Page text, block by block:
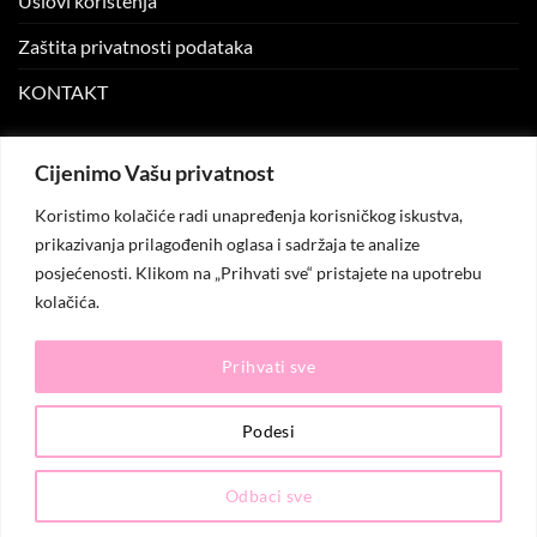
Cijenimo Vašu privatnost
Koristimo kolačiće radi unapređenja korisničkog iskustva,
prikazivanja prilagođenih oglasa i sadržaja te analize
posjećenosti. Klikom na „Prihvati sve“ pristajete na upotrebu
kolačića.
Podesi
Odbaci sve
Prihvati sve
Zaštita privatnosti podataka
KONTAKT
Moje narudžbe
© 2026KO.MODA. Sva prava zadržana.